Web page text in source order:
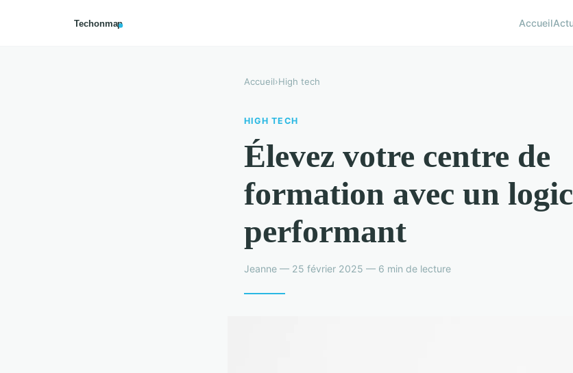
Accueil
Accueil›High tech
HIGH TECH
Élevez votre centre de
formation avec un
performant
Jeanne — 25 février 2025 — 6 min de lecture